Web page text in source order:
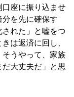
座に振り込ませ
を先に確保す
れた」と嘘をつ
は返済に回し、
そうやって、家族
大丈夫だ」と思